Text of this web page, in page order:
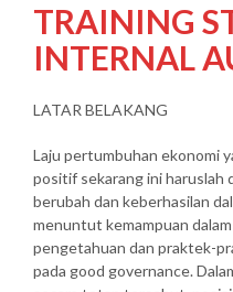
TRAINING
INTERNAL
LATAR BELAKANG
Laju pertumbuhan ekonomi
positif sekarang ini haruslah
berubah dan keberhasilan
menuntut kemampuan
pengetahuan dan praktek-
pada good governance.